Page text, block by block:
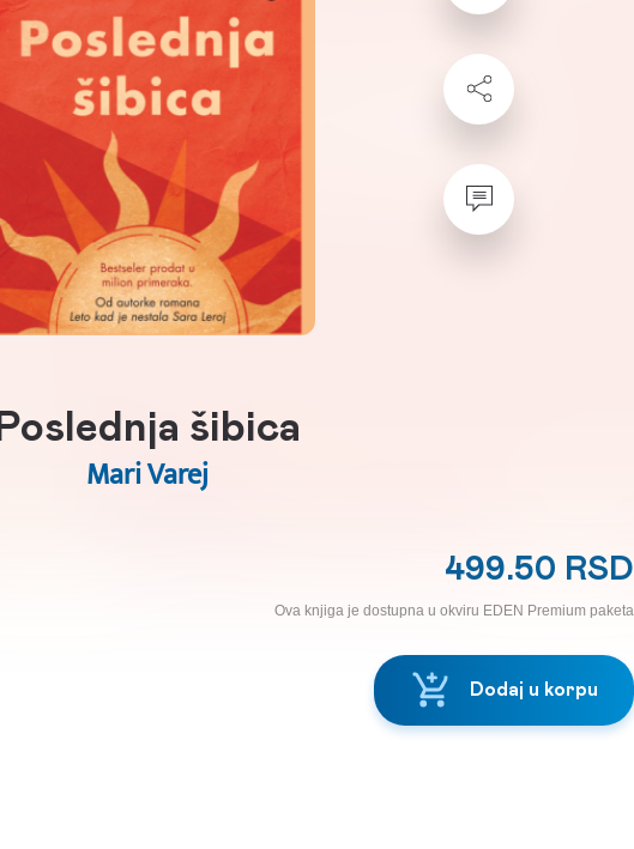
Poslednja šibica
Mari Varej
499.50 RSD
Ova knjiga je dostupna u okviru EDEN Premium paketa
Dodaj u korpu